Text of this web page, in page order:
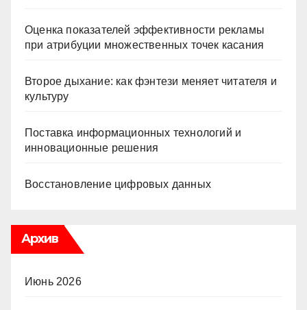
Оценка показателей эффективности рекламы
при атрибуции множественных точек касания
Второе дыхание: как фэнтези меняет читателя и
культуру
Поставка информационных технологий и
инновационные решения
Восстановление цифровых данных
Архив
Июнь 2026